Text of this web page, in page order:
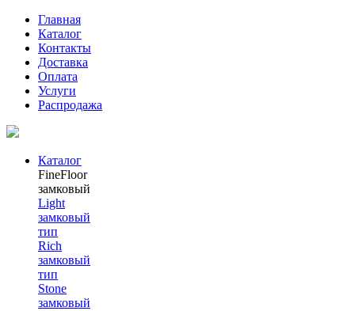
Главная
Каталог
Контакты
Доставка
Оплата
Услуги
Распродажа
Каталог
FineFloor
замковый
Light
замковый
тип
Rich
замковый
тип
Stone
замковый